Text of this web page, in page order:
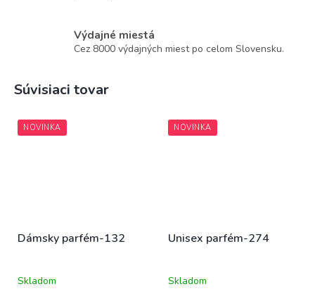
Výdajné miestá
Cez 8000 výdajných miest po celom Slovensku.
Súvisiaci tovar
NOVINKA
Dámsky parfém-132
Skladom
NOVINKA
Unisex parfém-274
Skladom